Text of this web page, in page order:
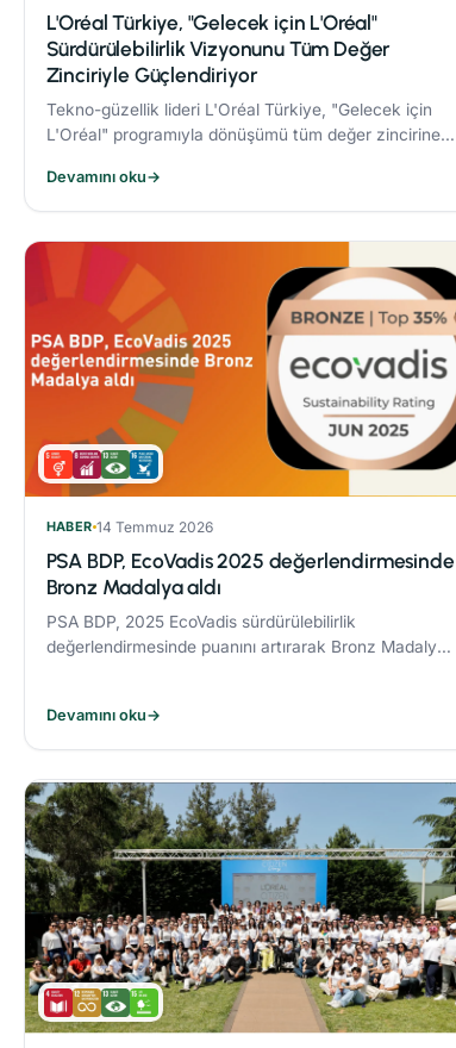
L'Oréal Türkiye, "Gelecek için L'Oréal"
Sürdürülebilirlik Vizyonunu Tüm Değer
Zinciriyle Güçlendiriyor
Tekno-güzellik lideri L'Oréal Türkiye, "Gelecek için
L'Oréal" programıyla dönüşümü tüm değer zincirine
Devamını oku→
HABER 14 Temmuz 2026
PSA BDP, EcoVadis 2025 değerlendirmesinde
Bronz Madalya aldı
PSA BDP, 2025 EcoVadis sürdürülebilirlik
değerlendirmesinde puanını artırarak Bronz Madalya
Devamını oku→